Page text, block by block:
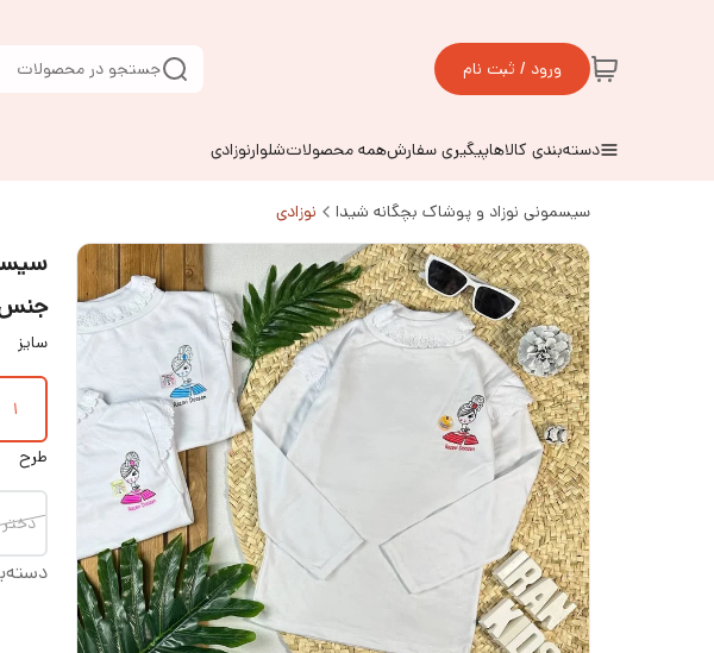
ورود / ثبت نام جستجو در محصولات
دسته‌بندی کالاهاپیگیری سفارشهمه محصولاتشلوارنوزادی
سیسمونی نوزاد و پوشاک بچگانه شیدا نوزادی
جنس
سایز
۱
طرح
دختر